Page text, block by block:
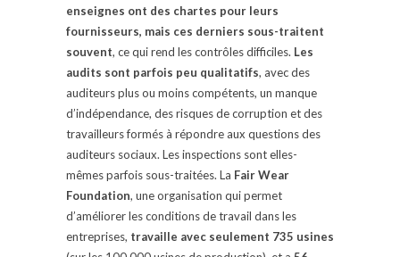
enseignes ont des chartes pour leurs
fournisseurs, mais ces derniers sous-traitent
souvent, ce qui rend les contrôles difficiles. Les
audits sont parfois peu qualitatifs, avec des
auditeurs plus ou moins compétents, un manque
d’indépendance, des risques de corruption et des
travailleurs formés à répondre aux questions des
auditeurs sociaux. Les inspections sont elles-
mêmes parfois sous-traitées. La Fair Wear
Foundation, une organisation qui permet
d’améliorer les conditions de travail dans les
entreprises, travaille avec seulement 735 usines